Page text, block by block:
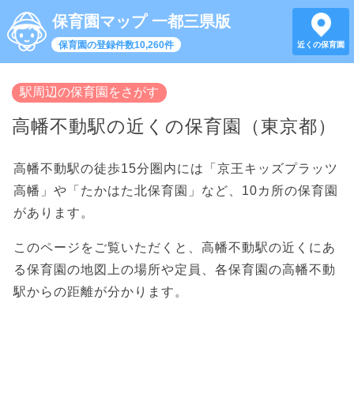
保育園マップ 一都三県版
保育園の登録件数10,260件 近くの保育園
駅周辺の保育園をさがす
高幡不動駅の近くの保育園（東京都）
高幡不動駅の徒歩15分圏内には「京王キッズプラッツ
高幡」や「たかはた北保育園」など、10カ所の保育園
があります。
このページをご覧いただくと、高幡不動駅の近くにあ
る保育園の地図上の場所や定員、各保育園の高幡不動
駅からの距離が分かります。